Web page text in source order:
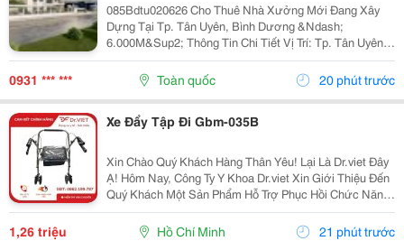
085Bdtu020626 Cho Thuê Nhà Xưởng Mới Đang Xây
Dựng Tại Tp. Tân Uyên, Bình Dương &Ndash;
6.000M&Sup2; Thông Tin Chi Tiết Vị Trí: Tp. Tân Uyên,
Bình Dương. Tổng Diện Tích Khuôn Viên Đất:
9.800M&Sup2; Diện Tích Sử Dụng Tổng Diện Tích Nhà
Xưởng:...
0931 *** *** Toàn quốc 20 phút trước
Xe Đẩy Tập Đi Gbm-035B
Xin Chào Quý Khách Hàng Thân Yêu! Lại Là Dr.viet Đây
Ạ! Hôm Nay, Công Ty Y Khoa Dr.viet Xin Giới Thiệu Đến
Quý Khách Một Sản Phẩm Hỗ Trợ Phục Hồi Chức Năng
Vô Cùng Tiện Lợi, Giúp Người Cao Tuổi, Người Bệnh
Và Người Gặp Khó Khăn Trong Vận Động Có...
1,26 triệu Hồ Chí Minh 21 phút trước